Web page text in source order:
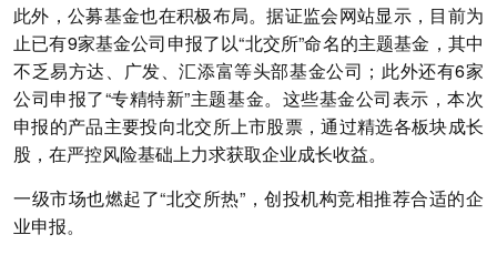
此外，公募基金也在积极布局。据证监会网站显示，目前为
止已有9家基金公司申报了以“北交所”命名的主题基金，其中
不乏易方达、广发、汇添富等头部基金公司；此外还有6家
公司申报了“专精特新”主题基金。这些基金公司表示，本次
申报的产品主要投向北交所上市股票，通过精选各板块成长
股，在严控风险基础上力求获取企业成长收益。
一级市场也燃起了“北交所热”，创投机构竞相推荐合适的企
业申报。